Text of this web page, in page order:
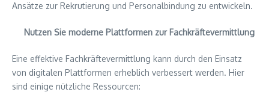
Ansätze zur Rekrutierung und Personalbindung zu entwickeln.
Nutzen Sie moderne Plattformen zur Fachkräftevermittlung
Eine effektive Fachkräftevermittlung kann durch den Einsatz
von digitalen Plattformen erheblich verbessert werden. Hier
sind einige nützliche Ressourcen: